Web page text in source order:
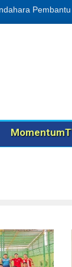
Kuasa Hukum